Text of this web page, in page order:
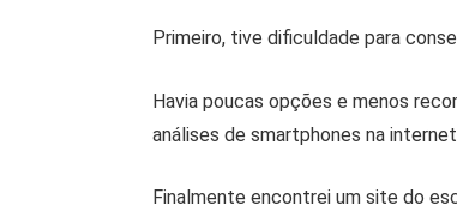
Primeiro, tive dificuldade para
Havia poucas opções e menos
análises de smartphones na
Finalmente encontrei um site do